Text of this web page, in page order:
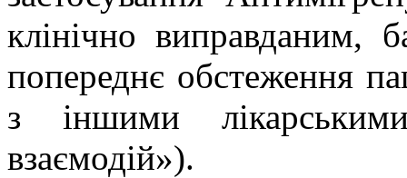
клінічно
попереднє обстеження
з іншими
взаємодій»).